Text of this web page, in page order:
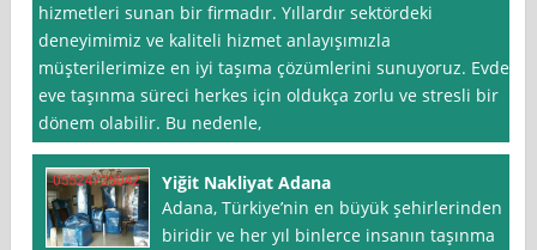
hizmetleri sunan bir firmadır. Yıllardır sektördeki
deneyimimiz ve kaliteli hizmet anlayışımızla
müşterilerimize en iyi taşıma çözümlerini sunuyoruz. Evden
eve taşınma süreci herkes için oldukça zorlu ve stresli bir
dönem olabilir. Bu nedenle,
Yiğit Nakliyat Adana
Adana, Türkiye’nin en büyük şehirlerinden
biridir ve her yıl binlerce insanın taşınma